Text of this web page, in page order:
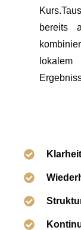
bereits
Klarheit